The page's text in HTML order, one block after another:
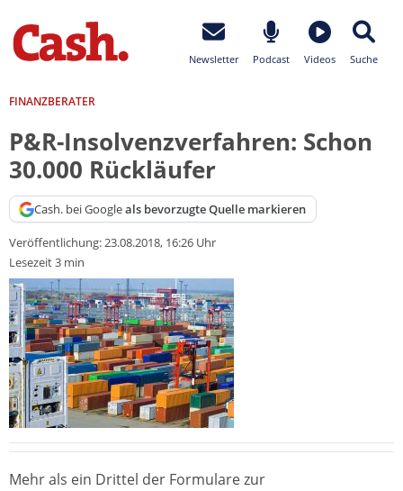
Newsletter Podcast Videos Suche
FINANZBERATER
P&R-Insolvenzverfahren: Schon
30.000 Rückläufer
Cash. bei Googleals bevorzugte Quelle markieren
Veröffentlichung:23.08.2018, 16:26 Uhr
Lesezeit 3 min
Mehr als ein Drittel der Formulare zur